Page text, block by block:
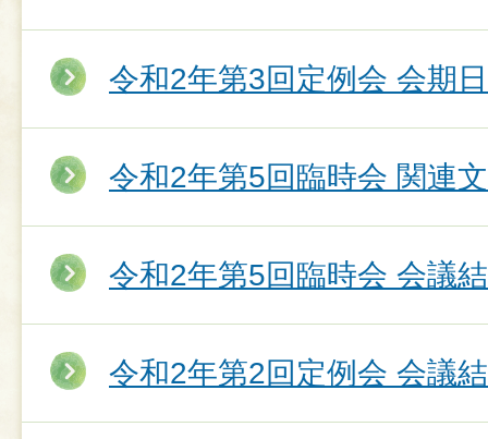
令和2年第3回定例会 会期
令和2年第5回臨時会 関連
令和2年第5回臨時会 会議
令和2年第2回定例会 会議